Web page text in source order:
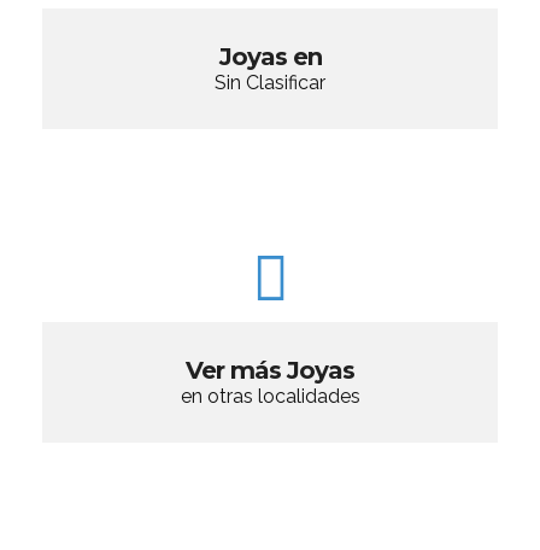
Joyas en
Sin Clasificar
Ver más Joyas
en otras localidades